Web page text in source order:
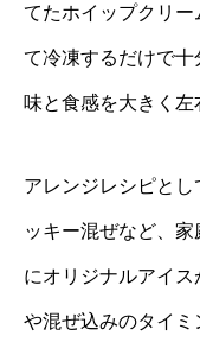
てたホイップクリ
て冷凍するだけで
味と食感を大きく左
アレンジレシピと
ッキー混ぜなど、
にオリジナルアイ
や混ぜ込みのタイ